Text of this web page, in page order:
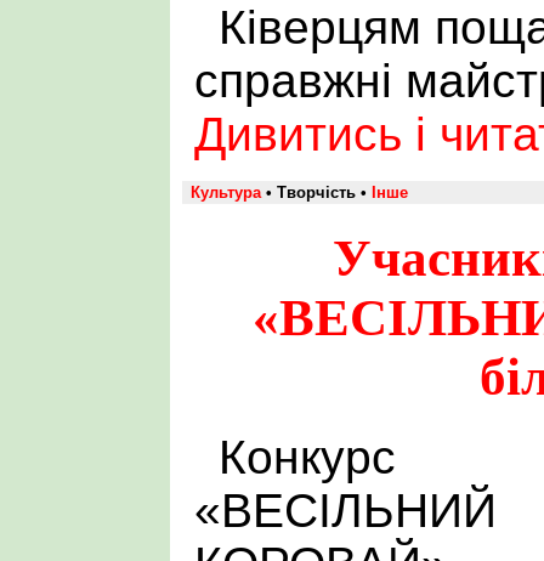
Ківерцям
справжні
Дивитись і
Культура• Творчість • Інше
Конкурс
«ВЕСІЛЬНИЙ